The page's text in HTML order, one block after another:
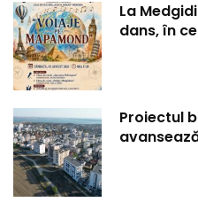
La
dans, în
Proiectul